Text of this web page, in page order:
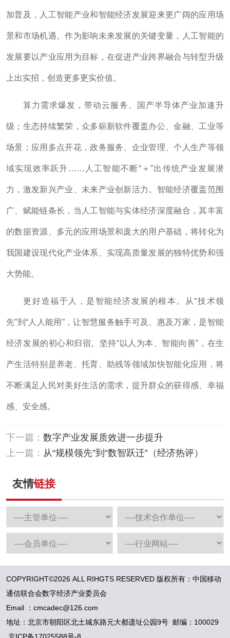
加普及，人工智能产业和智能经济发展迎来更广阔的应用场
景和市场机遇。作为影响未来发展的关键变量，人工智能的
发展要以产业应用为目标，在促进产业跨界融合与转型升级
上出实招，创造更多更实价值。
算力需求爆发，带动云服务、国产半导体产业加速升
级；生态持续繁荣，众多崭新软件覆盖办公、金融、工业等
场景；应用多点开花，政务服务、企业管理、个人生产等领
域实现效率跃升……人工智能不断“＋”出传统产业发展潜
力，激发新兴产业、未来产业创新活力。智能经济覆盖范围
广、赋能链条长，当人工智能与实体经济深度融合，其丰富
的数据资源、多元的应用场景和庞大的用户基础，将转化为
我国建设现代化产业体系、实现高质量发展的独特优势和强
大势能。
更好造福于人，是智能经济发展的根本。从“技术领
先”到“人人能用”，让智慧服务触手可及、惠及万家，是智能
经济发展的初心和归宿。坚持“以人为本、智能向善”，在生
产生活特别是养老、托育、助残等领域加快智能化应用，将
不断满足人民对美好生活的需求，提升群众的获得感、幸福
感、安全感。
下一篇： 数字产业发展质效进一步提升
上一篇： 从“规模领先”到“数智跃迁”（经济热评）
友情链接
COPYRIGHT©2026 ALL RIHGTS RESERVED 版权所有：中国移动
通信联合会数字经济产业委员会
Email ：cmcadec@126.com
地址：北京市朝阳区北土城东路元大都遗址公园9号 邮编：100029
京ICP备17025588号-8